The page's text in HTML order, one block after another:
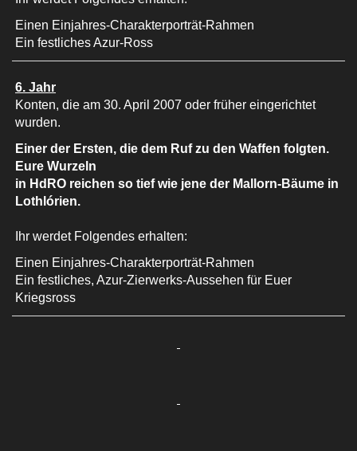
Einen Einjahres-Charakterporträt-Rahmen
Ein festliches Azur-Ross
6. Jahr
Konten, die am 30. April 2007 oder früher eingerichtet
wurden.
Einer der Ersten, die dem Ruf zu den Waffen folgten.
Eure Wurzeln
in HdRO reichen so tief wie jene der Mallorn-Bäume in
Lothlórien.
Ihr werdet Folgendes erhalten:
Einen Einjahres-Charakterporträt-Rahmen
Ein festliches, Azur-Zierwerks-Aussehen für Euer
Kriegsross